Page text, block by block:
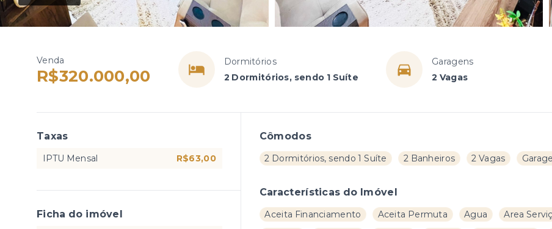
Venda
R$320.000,00
Dormitórios
2 Dormitórios, sendo 1 Suíte
Garagens
2 Vagas
Cômodos
2 Dormitórios, sendo 1 Suíte 2 Banheiros 2 Vagas
Características do Imóvel
Aceita Financiamento Aceita Permuta Agua Area
Taxas
IPTU Mensal R$63,00
Ficha do imóvel